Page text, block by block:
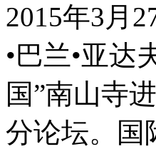
2015年3月
•巴兰•亚达
国”南山寺
分论坛。国